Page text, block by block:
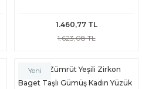
1.460,77 TL
1.623,08 TL
Yeni
Vintage Zümrüt Yeşili Zirkon
Baget Taşlı Gümüş Kadın Yüzük